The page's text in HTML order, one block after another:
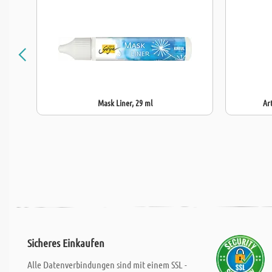
Mask Liner, 29 ml
Sicheres Einkaufen
Alle Datenverbindungen sind mit einem SSL -